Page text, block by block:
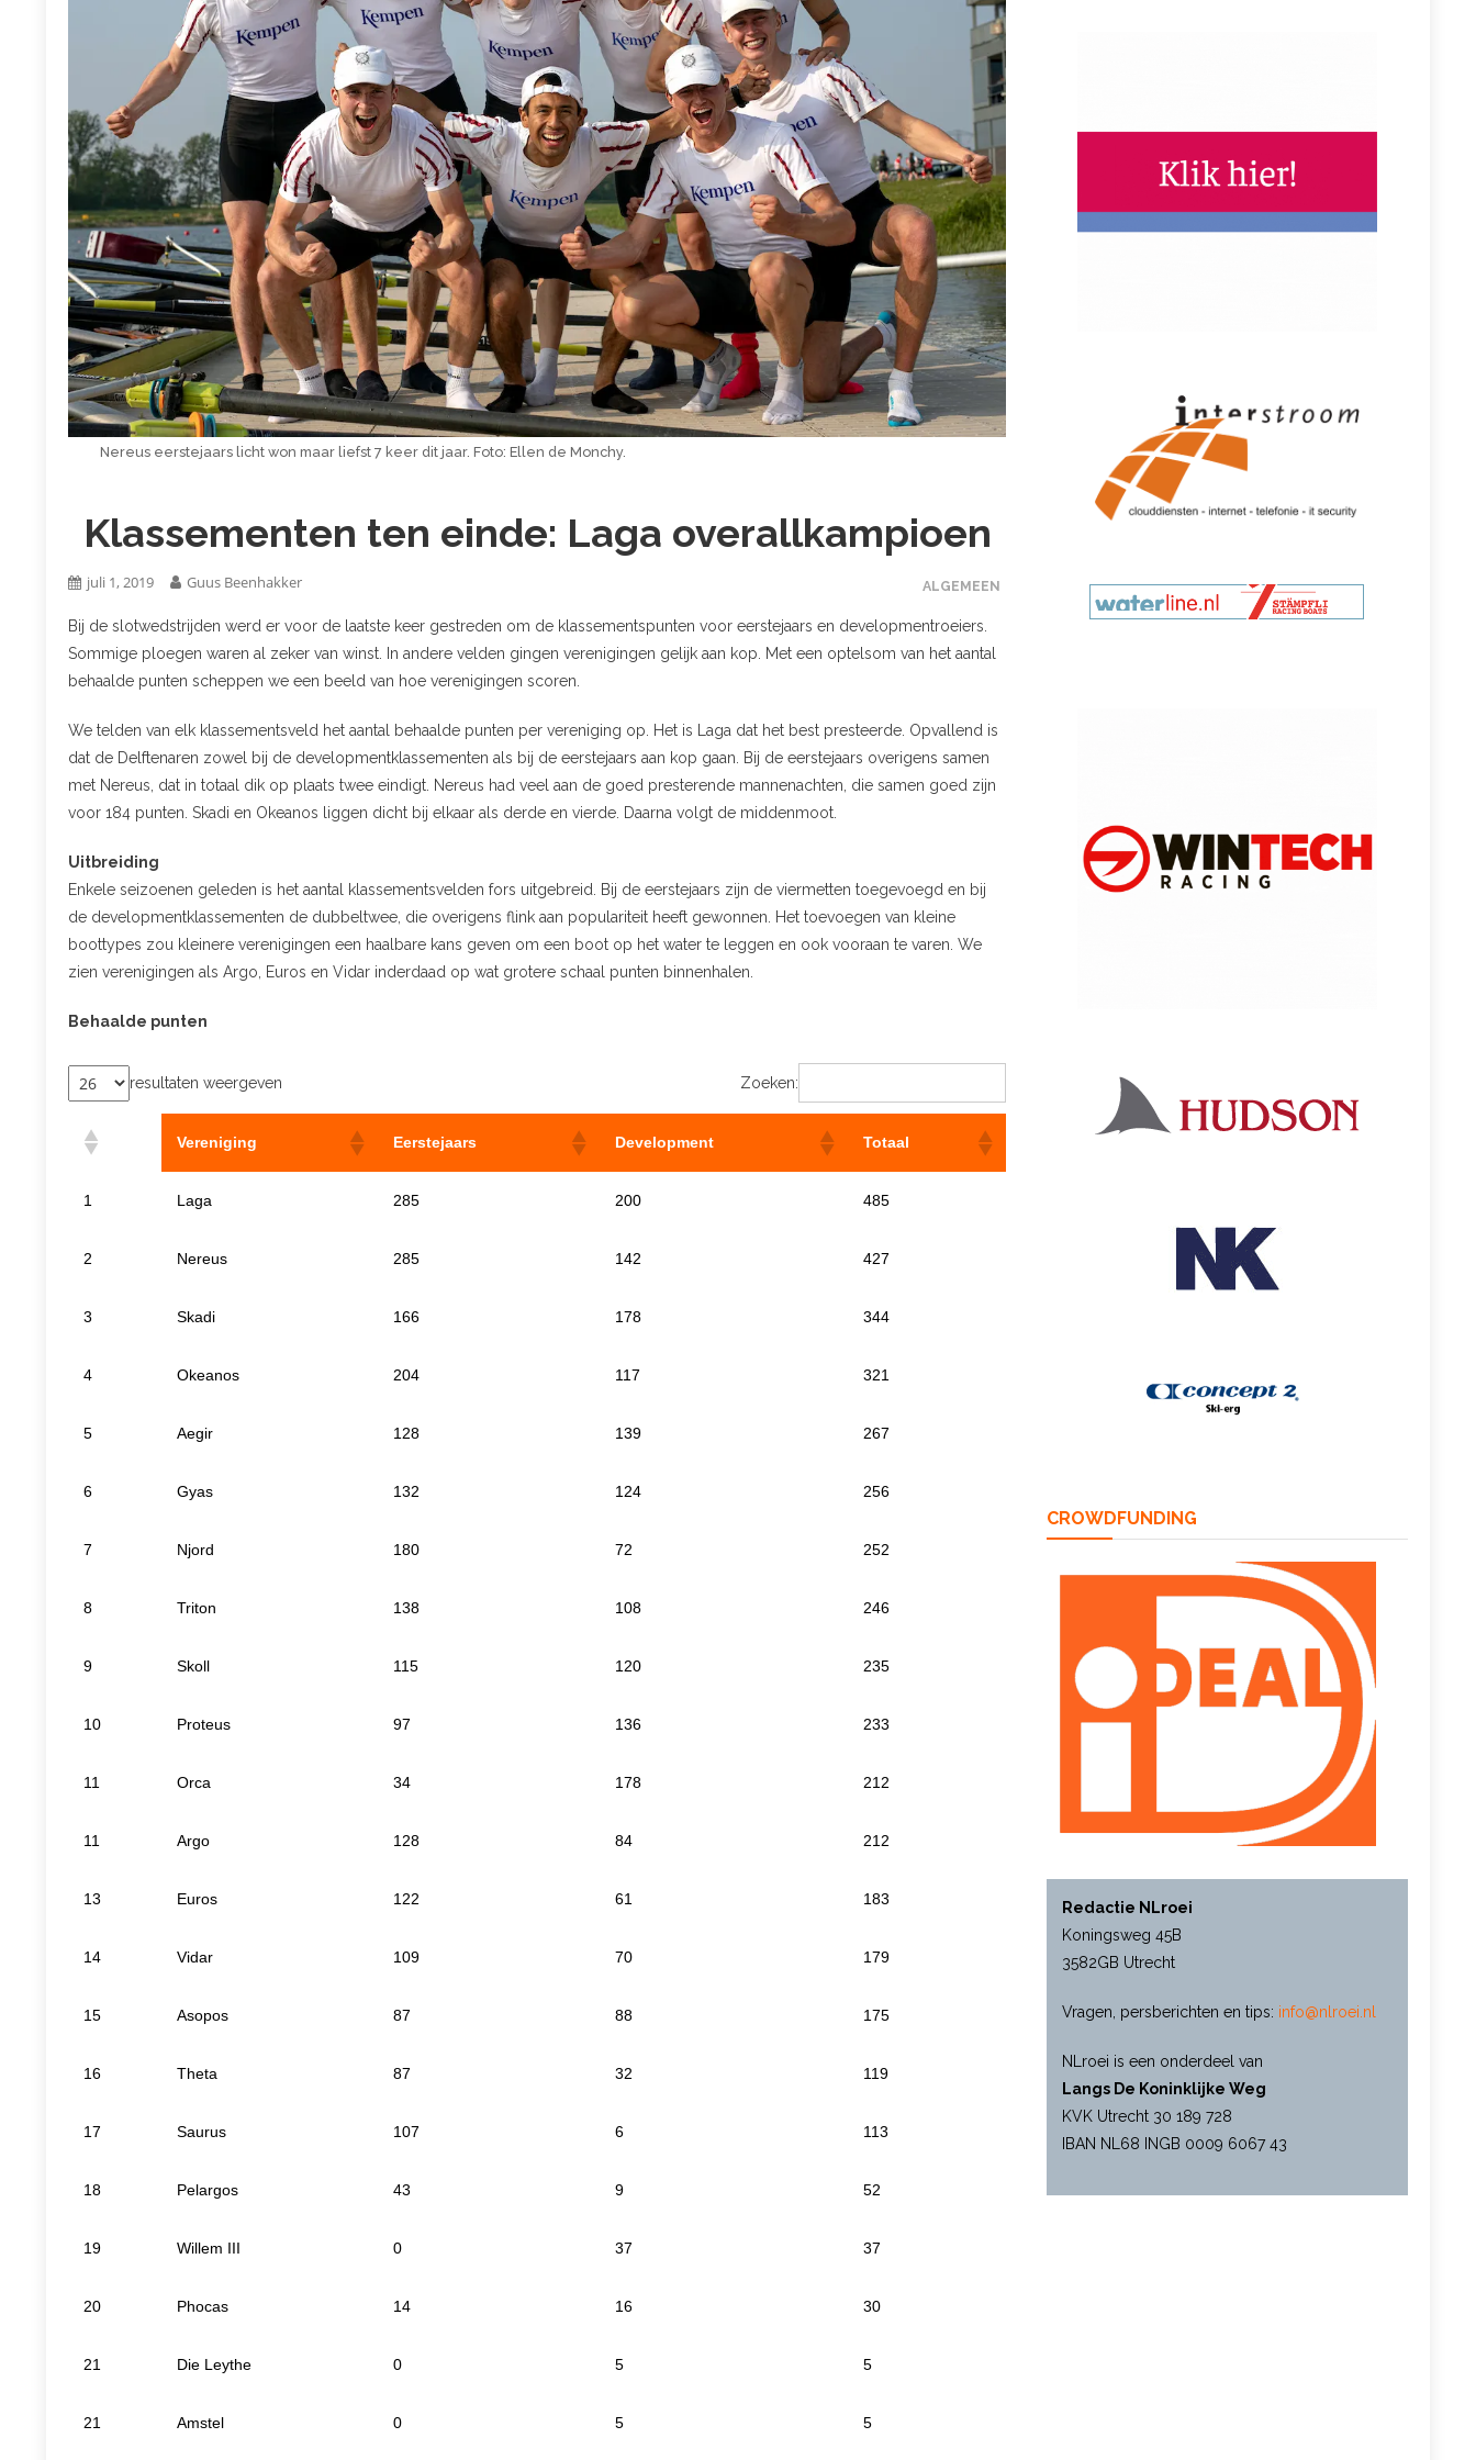
Nereus eerstejaars licht won maar liefst 7 keer dit jaar. Foto: Ellen de Monchy.
Klassementen ten einde: Laga overallkampioen
ALGEMEEN
juli 1, 2019 Guus Beenhakker
Bij de slotwedstrijden werd er voor de laatste keer gestreden om de klassementspunten voor eerstejaars en developmentroeiers.
Sommige ploegen waren al zeker van winst. In andere velden gingen verenigingen gelijk aan kop. Met een optelsom van het aantal
behaalde punten scheppen we een beeld van hoe verenigingen scoren.
We telden van elk klassementsveld het aantal behaalde punten per vereniging op. Het is Laga dat het best presteerde. Opvallend is
dat de Delftenaren zowel bij de developmentklassementen als bij de eerstejaars aan kop gaan. Bij de eerstejaars overigens samen
met Nereus, dat in totaal dik op plaats twee eindigt. Nereus had veel aan de goed presterende mannenachten, die samen goed zijn
voor 184 punten. Skadi en Okeanos liggen dicht bij elkaar als derde en vierde. Daarna volgt de middenmoot.
Uitbreiding
Enkele seizoenen geleden is het aantal klassementsvelden fors uitgebreid. Bij de eerstejaars zijn de viermetten toegevoegd en bij
de developmentklassementen de dubbeltwee, die overigens flink aan populariteit heeft gewonnen. Het toevoegen van kleine
boottypes zou kleinere verenigingen een haalbare kans geven om een boot op het water te leggen en ook vooraan te varen. We
zien verenigingen als Argo, Euros en Vidar inderdaad op wat grotere schaal punten binnenhalen.
Behaalde punten
resultaten weergeven Zoeken:
Vereniging Eerstejaars Development Totaal
1
Laga 285 200 485
2 Nereus 285 142 427
3 Skadi 166 178 344
4 Okeanos 204 117 321
5 Aegir 128 139 267
6 Gyas 132 124 256
7 Njord 180 72 252
8 Triton 138 108 246
9 Skoll 115 120 235
10 Proteus 97 136 233
11 Orca 34 178 212
11 Argo 128 84 212
13 Euros 122 61 183
14 Vidar 109 70 179
15 Asopos 87 88 175
16 Theta 87 32 119
17 Saurus 107 6 113
18 Pelargos 43 9 52
19 Willem III 0 37 37
20 Phocas 14 16 30
21 Die Leythe 0 5 5
21 Amstel 0 5 5
CROWDFUNDING
Redactie NLroei
Koningsweg 45B
3582GB Utrecht
Vragen, persberichten en tips: info@nlroei.nl
NLroei is een onderdeel van
Langs De Koninklijke Weg
KVK Utrecht 30 189 728
IBAN NL68 INGB 0009 6067 43